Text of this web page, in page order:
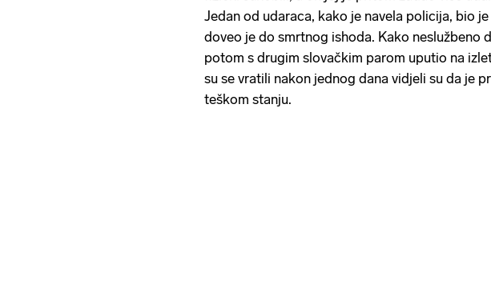
Jedan od udaraca, kako je navela policija, bio
doveo je do smrtnog ishoda. Kako neslužbeno
potom s drugim slovačkim parom uputio na
su se vratili nakon jednog dana vidjeli su da je
teškom stanju.